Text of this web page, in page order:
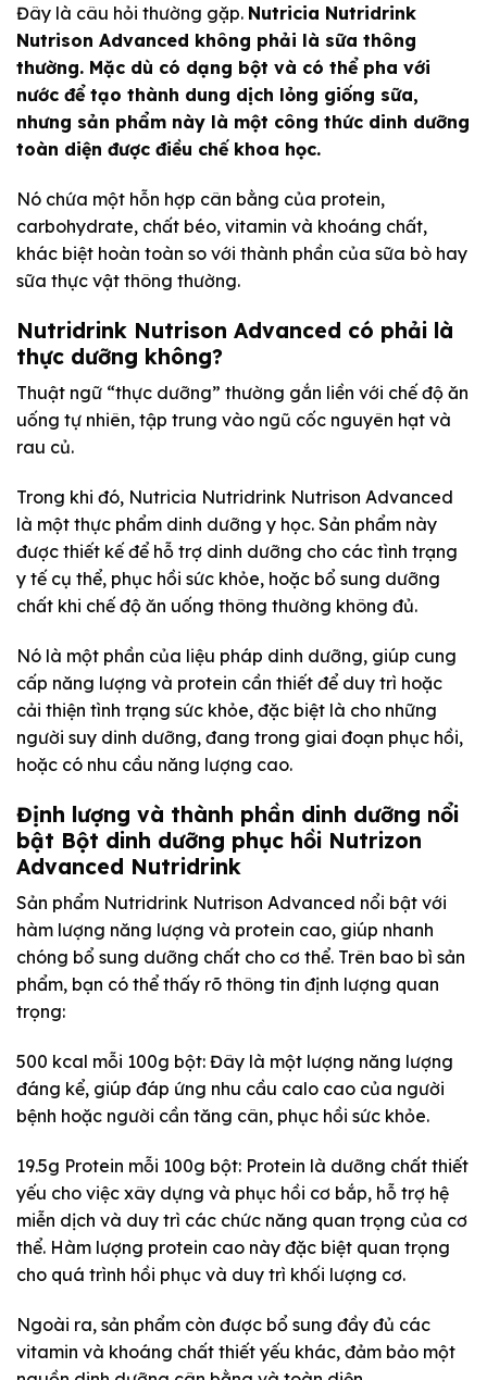
Đây là câu hỏi thường gặp. Nutricia Nutridrink
Nutrison Advanced không phải là sữa thông
thường. Mặc dù có dạng bột và có thể pha với
nước để tạo thành dung dịch lỏng giống sữa,
nhưng sản phẩm này là một công thức dinh dưỡng
toàn diện được điều chế khoa học.
Nó chứa một hỗn hợp cân bằng của protein,
carbohydrate, chất béo, vitamin và khoáng chất,
khác biệt hoàn toàn so với thành phần của sữa bò hay
sữa thực vật thông thường.
Nutridrink Nutrison Advanced có phải là
thực dưỡng không?
Thuật ngữ “thực dưỡng” thường gắn liền với chế độ ăn
uống tự nhiên, tập trung vào ngũ cốc nguyên hạt và
rau củ.
Trong khi đó, Nutricia Nutridrink Nutrison Advanced
là một thực phẩm dinh dưỡng y học. Sản phẩm này
được thiết kế để hỗ trợ dinh dưỡng cho các tình trạng
y tế cụ thể, phục hồi sức khỏe, hoặc bổ sung dưỡng
chất khi chế độ ăn uống thông thường không đủ.
Nó là một phần của liệu pháp dinh dưỡng, giúp cung
cấp năng lượng và protein cần thiết để duy trì hoặc
cải thiện tình trạng sức khỏe, đặc biệt là cho những
người suy dinh dưỡng, đang trong giai đoạn phục hồi,
hoặc có nhu cầu năng lượng cao.
Định lượng và thành phần dinh dưỡng nổi
bật Bột dinh dưỡng phục hồi Nutrizon
Advanced Nutridrink
Sản phẩm Nutridrink Nutrison Advanced nổi bật với
hàm lượng năng lượng và protein cao, giúp nhanh
chóng bổ sung dưỡng chất cho cơ thể. Trên bao bì sản
phẩm, bạn có thể thấy rõ thông tin định lượng quan
trọng:
500 kcal mỗi 100g bột: Đây là một lượng năng lượng
đáng kể, giúp đáp ứng nhu cầu calo cao của người
bệnh hoặc người cần tăng cân, phục hồi sức khỏe.
19.5g Protein mỗi 100g bột: Protein là dưỡng chất thiết
yếu cho việc xây dựng và phục hồi cơ bắp, hỗ trợ hệ
miễn dịch và duy trì các chức năng quan trọng của cơ
thể. Hàm lượng protein cao này đặc biệt quan trọng
cho quá trình hồi phục và duy trì khối lượng cơ.
Ngoài ra, sản phẩm còn được bổ sung đầy đủ các
vitamin và khoáng chất thiết yếu khác, đảm bảo một